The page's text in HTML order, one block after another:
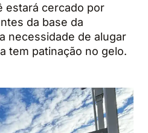
estará cercado por
da base da
necessidade de alugar
tem patinação no gelo.